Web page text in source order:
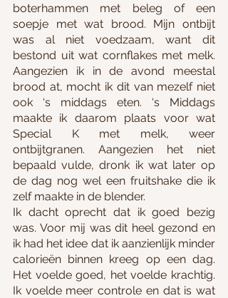
boterhammen met beleg of een
soepje met wat brood. Mijn ontbijt
was al niet voedzaam, want dit
bestond uit wat cornflakes met melk.
Aangezien ik in de avond meestal
brood at, mocht ik dit van mezelf niet
ook ‘s middags eten. ‘s Middags
maakte ik daarom plaats voor wat
Special K met melk, weer
ontbijtgranen. Aangezien het niet
bepaald vulde, dronk ik wat later op
de dag nog wel een fruitshake die ik
zelf maakte in de blender.
Ik dacht oprecht dat ik goed bezig
was. Voor mij was dit heel gezond en
ik had het idee dat ik aanzienlijk minder
calorieën binnen kreeg op een dag.
Het voelde goed, het voelde krachtig.
Ik voelde meer controle en dat is wat